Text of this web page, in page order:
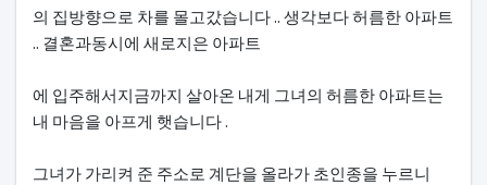
의 집방향으로 차를 몰고갔습니다 .. 생각보다 허름한 아파트
.. 결혼과동시에 새로지은 아파트
에 입주해서지금까지 살아온 내게 그녀의 허름한 아파트는
내 마음을 아프게 햇습니다 .
그녀가 가리켜 준 주소로 계단을 올라가 초인종을 누르니